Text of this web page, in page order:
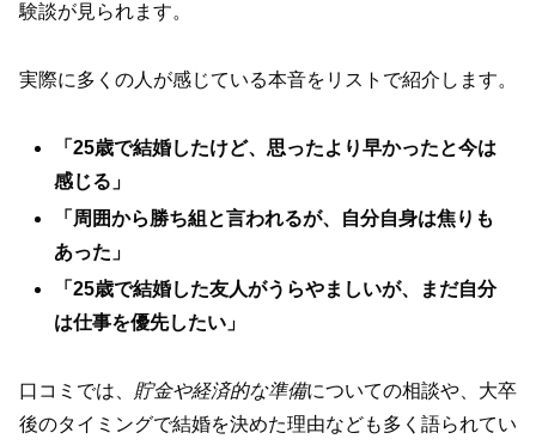
験談が見られます。
実際に多くの人が感じている本音をリストで紹介します。
「25歳で結婚したけど、思ったより早かったと今は
感じる」
「周囲から勝ち組と言われるが、自分自身は焦りも
あった」
「25歳で結婚した友人がうらやましいが、まだ自分
は仕事を優先したい」
口コミでは、 貯金や経済的な準備についての相談や、大卒
後のタイミングで結婚を決めた理由なども多く語られてい